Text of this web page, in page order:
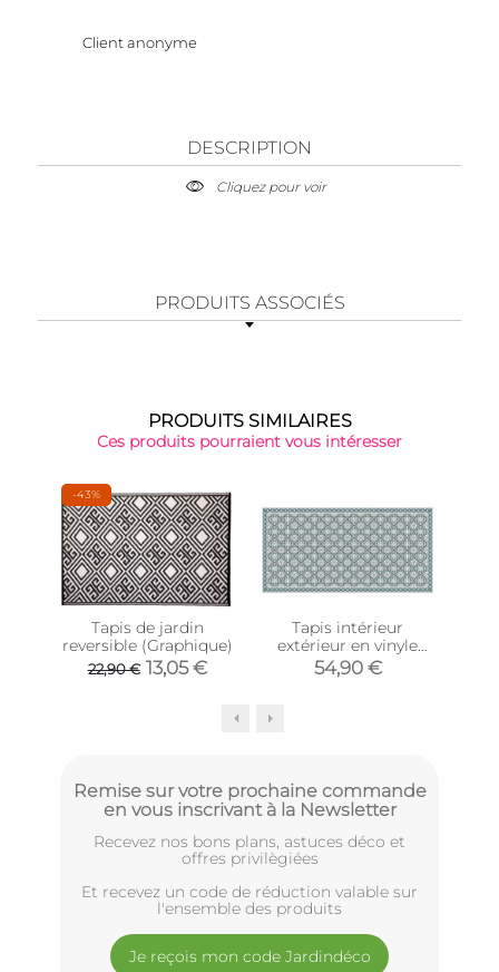
Client anonyme
DESCRIPTION
Cliquez pour voir
PRODUITS ASSOCIÉS
PRODUITS SIMILAIRES
Ces produits pourraient vous intéresser
-43%
Tapis de jardin
reversible (Graphique)
22,90 € 13,05 €
Tapis intérieur
extérieur en vinyle
carreaux portuguais
(140 x 70 cm)
54,90 €
Remise sur votre prochaine commande
en vous inscrivant à la Newsletter
Recevez nos bons plans, astuces déco et
offres privilègiées
Et recevez un code de réduction valable sur
l'ensemble des produits
Je reçois mon code Jardindéco